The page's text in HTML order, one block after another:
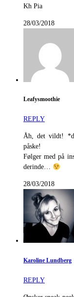
Kh Pia
28/03/2018
Leafysmoothie
REPLY
Åh, det vildt!
påske!
Følger med på
derinde…
28/03/2018
Karoline Lundberg
REPLY